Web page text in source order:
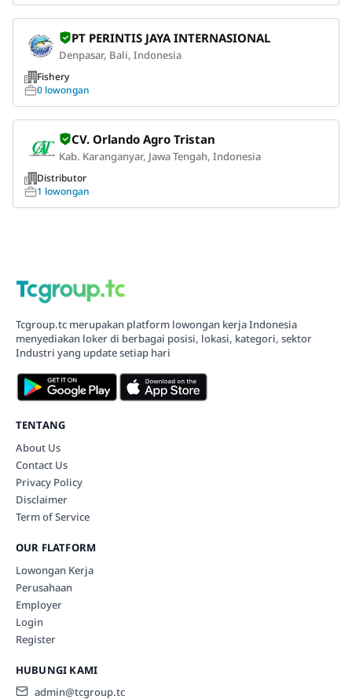
PT PERINTIS JAYA INTERNASIONAL
Denpasar, Bali, Indonesia
Fishery
0 lowongan
CV. Orlando Agro Tristan
Kab. Karanganyar, Jawa Tengah, Indonesia
Distributor
1 lowongan
Tcgroup.tc merupakan platform lowongan kerja Indonesia
menyediakan loker di berbagai posisi, lokasi, kategori, sektor
Industri yang update setiap hari
TENTANG
About Us
Contact Us
Privacy Policy
Disclaimer
Term of Service
OUR FLATFORM
Lowongan Kerja
Perusahaan
Employer
Login
Register
HUBUNGI KAMI
admin@tcgroup.tc